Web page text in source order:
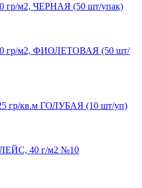
гр/м2, ЧЕРНАЯ (50 шт/упак)
гр/м2, ФИОЛЕТОВАЯ (50 шт/
гр/кв.м ГОЛУБАЯ (10 шт/уп)
40 г/м2 №10